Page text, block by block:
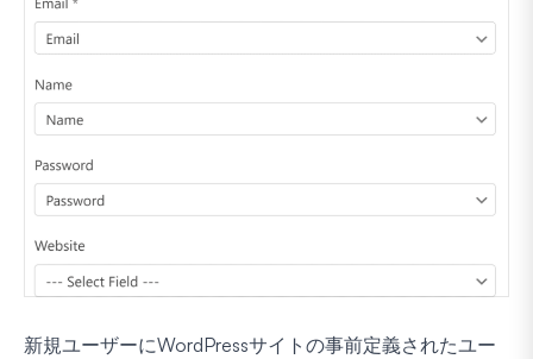
新規ユーザーにWordPressサイトの事前定義されたユー